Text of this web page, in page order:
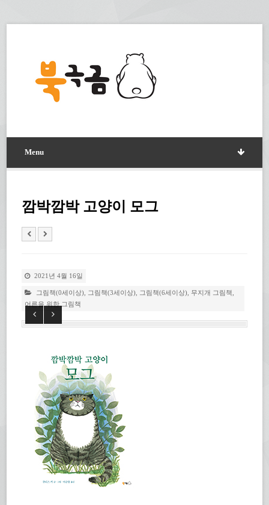
Menu
깜박깜박 고양이 모그
2021년 4월 16일
그림책(0세이상) 그림책(3세이상) 그림책(6세이상) 무지개 그림책
어른을 위한 그림책